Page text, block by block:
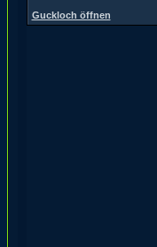
Guckloch öffnen